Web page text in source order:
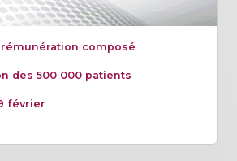
rémunération composé
des 500 000 patients
février